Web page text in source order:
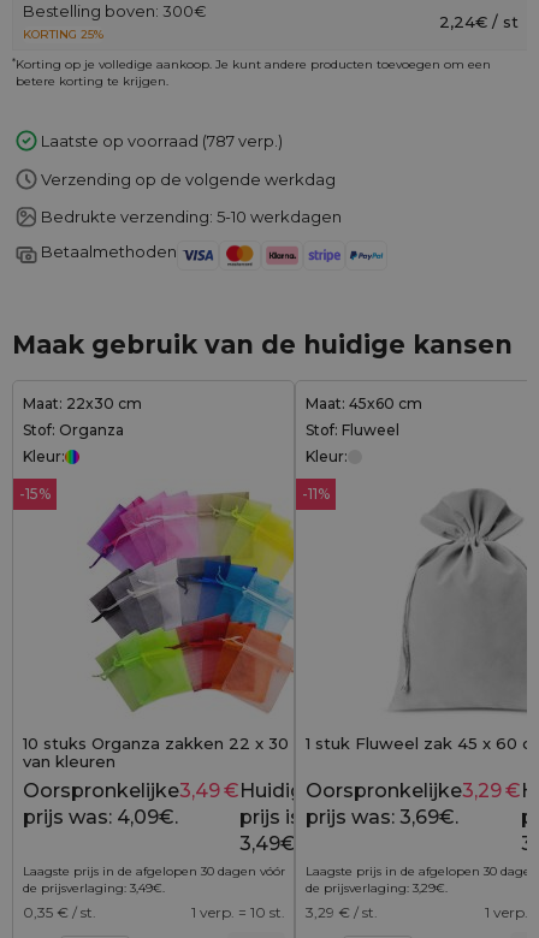
Bestelling boven: 300€
KORTING 25%
2,24€ / st
*Korting op je volledige aankoop. Je kunt andere producten toevoegen om een
betere korting te krijgen.
Laatste op voorraad (787 verp.)
Verzending op de volgende werkdag
Bedrukte verzending: 5-10 werkdagen
Betaalmethoden
Maak gebruik van de huidige kansen
Maat: 22x30 cm
Stof: Organza
Kleur:
-15%
10 stuks Organza zakken 22 x 30 cm - mix
van kleuren
4,09 €
Oorspronkelijke
prijs was: 4,09€.
3,49€Huidige
prijs is:
3,49€.
Laagste prijs in de afgelopen 30 dagen vóór
de prijsverlaging: 3,49€.
0,35 € / st. 1 verp. = 10 st.
Maat: 45x60 cm
Stof: Fluweel
Kleur:
-11%
1 stuk Fluweel zak 45 x 60
Oorspronkelijke
prijs was: 3,69€.
3,29€
Laagste prijs in de afgelopen 30
de prijsverlaging: 3,29€.
3,29 € / st. 1 verp.